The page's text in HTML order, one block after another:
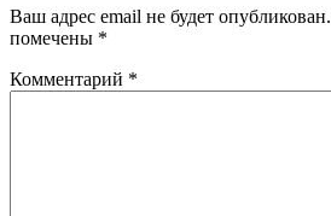
Ваш адрес email не будет опубликован.
помечены *
Комментарий *